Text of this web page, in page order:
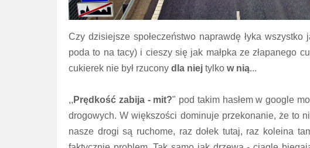
Czy dzisiejsze społeczeństwo naprawdę łyka
poda to na tacy) i cieszy się jak małpka ze złapanego
cukierek nie był rzucony dla niej tylko w nią...
,, Prędkość zabija - mit?" pod takim hasłem w google
drogowych. W większości dominuje przekonanie, że to
nasze drogi są ruchome, raz dołek tutaj, raz koleina